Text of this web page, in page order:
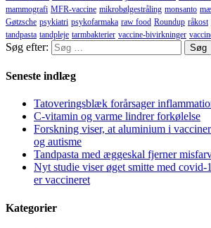
mammografi MFR-vaccine mikrobølgestråling monsanto
Gøtzsche psykiatri psykofarmaka raw food Roundup råkost
tandpasta tandpleje tarmbakterier vaccine-bivirkninger
Søg efter:
Seneste indlæg
Tatoveringsblæk forårsager
C-vitamin og varme lindrer forkølelse
Forskning viser, at aluminium i
og autisme
Tandpasta med æggeskal fjerner
Nyt studie viser øget smitte med covid-
er vaccineret
Kategorier